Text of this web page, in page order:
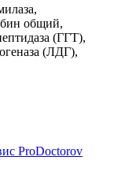
общий,
(ГГТ),
(ЛДГ),
ProDoctorov